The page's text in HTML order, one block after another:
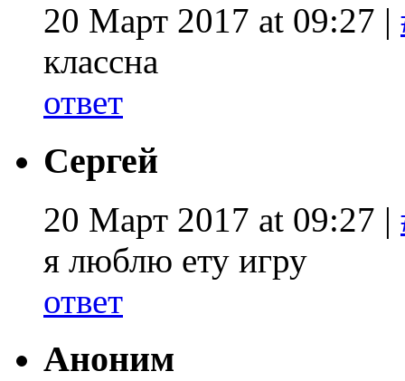
20 Март 2017 at 09:27 |
классна
ответ
Сергей
20 Март 2017 at 09:27 |
я люблю ету игру
ответ
Аноним